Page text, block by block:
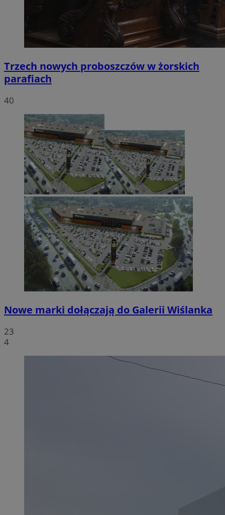
Trzech nowych proboszczów w żorskich
parafiach
40
Nowe marki dołączają do Galerii Wiślanka
23
4